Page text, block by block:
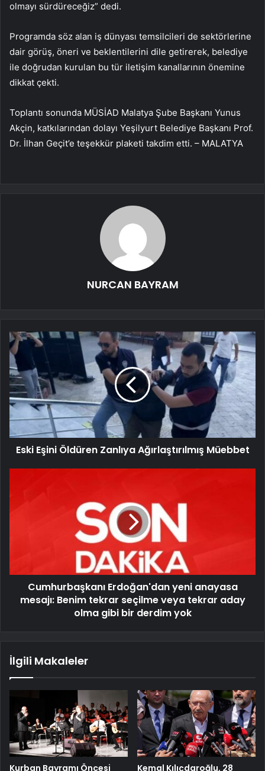
olmayı sürdüreceğiz” dedi.
Programda söz alan iş dünyası temsilcileri de sektörlerine
dair görüş, öneri ve beklentilerini dile getirerek, belediye
ile doğrudan kurulan bu tür iletişim kanallarının önemine
dikkat çekti.
Toplantı sonunda MÜSİAD Malatya Şube Başkanı Yunus
Akçin, katkılarından dolayı Yeşilyurt Belediye Başkanı Prof.
Dr. İlhan Geçit’e teşekkür plaketi takdim etti. – MALATYA
NURCAN BAYRAM
Eski Eşini Öldüren Zanlıya Ağırlaştırılmış Müebbet
Cumhurbaşkanı Erdoğan'dan yeni anayasa
mesajı: Benim tekrar seçilme veya tekrar aday
olma gibi bir derdim yok
İlgili Makaleler
Kurban Bayramı Öncesi
Kemal Kılıçdaroğlu, 28